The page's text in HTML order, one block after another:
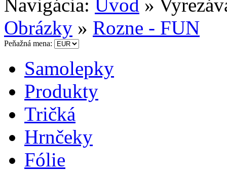
Navigácia: Úvod »
Obrázky » Rozne - FUN
Peňažná mena:
Samolepky
Produkty
Tričká
Hrnčeky
Fólie